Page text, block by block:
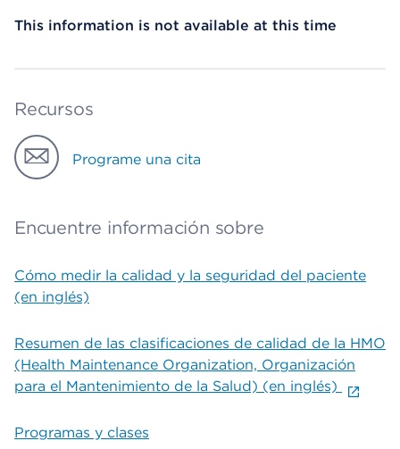
This information is not available at this time
Recursos
Programe una cita
Encuentre información sobre
Cómo medir la calidad y la seguridad del paciente
(en inglés)
Resumen de las clasificaciones de calidad de la HMO
(Health Maintenance Organization, Organización
para el Mantenimiento de la Salud) (en inglés)
Programas y clases